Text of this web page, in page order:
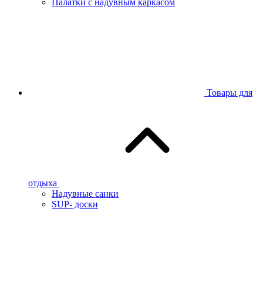
Палатки с надувным каркасом
Товары для
отдыха
Надувные санки
SUP- доски